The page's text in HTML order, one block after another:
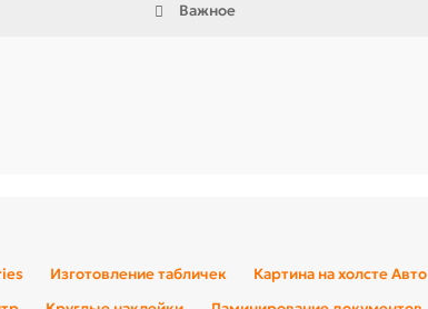
Важное
Изготовление табличек
Картина на холсте Авто